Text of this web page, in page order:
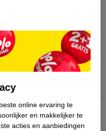
online ervaring te
en makkelijker te
acties en aanbiedingen